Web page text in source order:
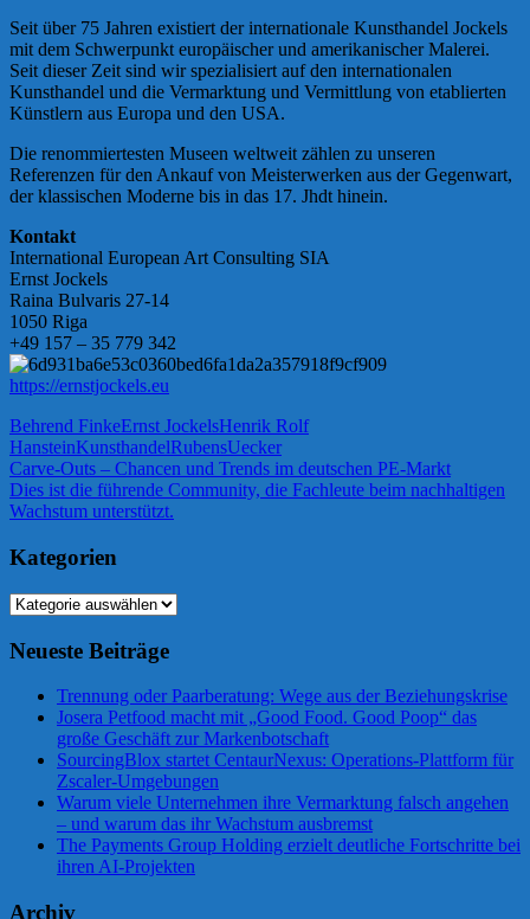
Seit über 75 Jahren existiert der internationale Kunsthandel Jockels
mit dem Schwerpunkt europäischer und amerikanischer Malerei.
Seit dieser Zeit sind wir spezialisiert auf den internationalen
Kunsthandel und die Vermarktung und Vermittlung von etablierten
Künstlern aus Europa und den USA.
Die renommiertesten Museen weltweit zählen zu unseren
Referenzen für den Ankauf von Meisterwerken aus der Gegenwart,
der klassischen Moderne bis in das 17. Jhdt hinein.
Kontakt
International European Art Consulting SIA
Ernst Jockels
Raina Bulvaris 27-14
1050 Riga
+49 157 – 35 779 342
https://ernstjockels.eu
Behrend FinkeErnst JockelsHenrik Rolf
HansteinKunsthandelRubensUecker
Beitragsnavigation
Vorheriger
Beitrag:
Carve-Outs – Chancen und Trends im deutschen PE-Markt
Nächster
Beitrag:
Dies ist die führende Community, die Fachleute beim nachhaltigen
Wachstum unterstützt.
Kategorien
Kategorien
Neueste Beiträge
Trennung oder Paarberatung: Wege aus der Beziehungskrise
Josera Petfood macht mit „Good Food. Good Poop“ das
große Geschäft zur Markenbotschaft
SourcingBlox startet CentaurNexus: Operations-Plattform für
Zscaler-Umgebungen
Warum viele Unternehmen ihre Vermarktung falsch angehen
– und warum das ihr Wachstum ausbremst
The Payments Group Holding erzielt deutliche Fortschritte bei
ihren AI-Projekten
Archiv